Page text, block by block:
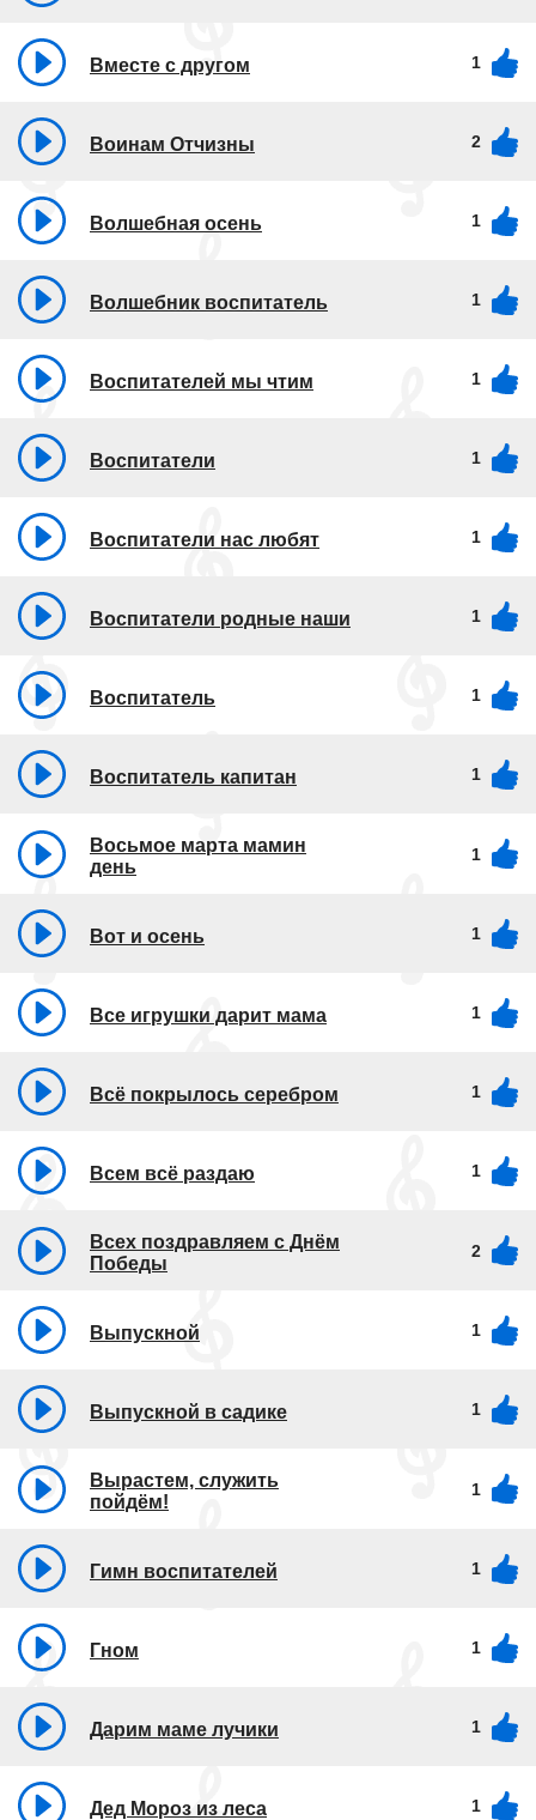
Вместе с другом 1
Воинам Отчизны 2
Волшебная осень 1
Волшебник воспитатель 1
Воспитателей мы чтим 1
Воспитатели 1
Воспитатели нас любят 1
Воспитатели родные наши 1
Воспитатель 1
Воспитатель капитан 1
Восьмое марта мамин
день
1
Вот и осень 1
Все игрушки дарит мама 1
Всё покрылось серебром 1
Всем всё раздаю 1
Всех поздравляем с Днём
Победы
2
Выпускной 1
Выпускной в садике 1
Вырастем, служить
пойдём!
1
Гимн воспитателей 1
Гном 1
Дарим маме лучики 1
Дед Мороз из леса 1